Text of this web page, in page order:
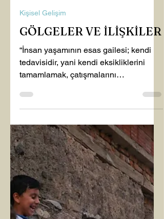
YASEMİN KAYA
1 Tem 2025
6 dakikada okunur
GÖLGELER VE İLİŞKİLER
tedavisidir, yani kendi eksikliklerini
tamamlamak, çatışmalarını
çözümlemek ve...